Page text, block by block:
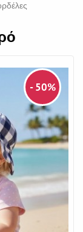
- 50%